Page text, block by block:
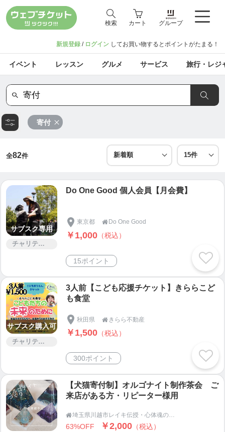
検索 カート グループ
新規登録 / ログイン してお買い物するとポイントがたまる！
イベント レッスン グルメ サービス 旅行・レジ
寄付
全82件
サブスク専用
チャリティー
Do One Good 個人会員【月会費】
東京都  Do One Good
￥1,000 （税込）
15ポイント
サブスク購入可
チャリティー
3人前【こども応援チケット】きららこど
も食堂
秋田県  きらら不動産
￥1,500 （税込）
300ポイント
【犬猫寄付制】オルゴナイト制作茶会 ご
来店がある方・リピーター様用
 埼玉県川越市レイキ伝授・心体魂のコーチASUKA/音叉コーチング/ヒーリング・セラピー用品販売
63%OFF ￥2,000 （税込）